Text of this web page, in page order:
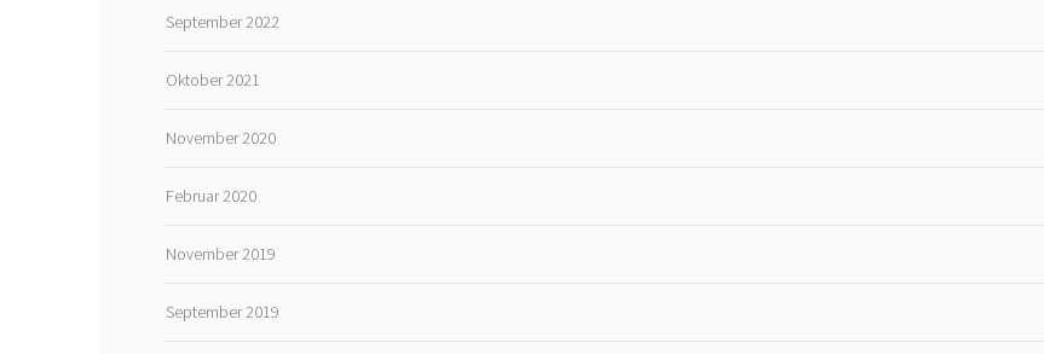
September 2022
Oktober 2021
November 2020
Februar 2020
November 2019
September 2019